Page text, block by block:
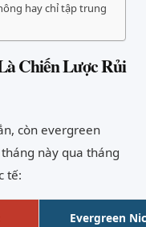
hay chỉ tập trung
Chiến Lược Rủi
còn evergreen
này qua tháng
tế:
Evergreen